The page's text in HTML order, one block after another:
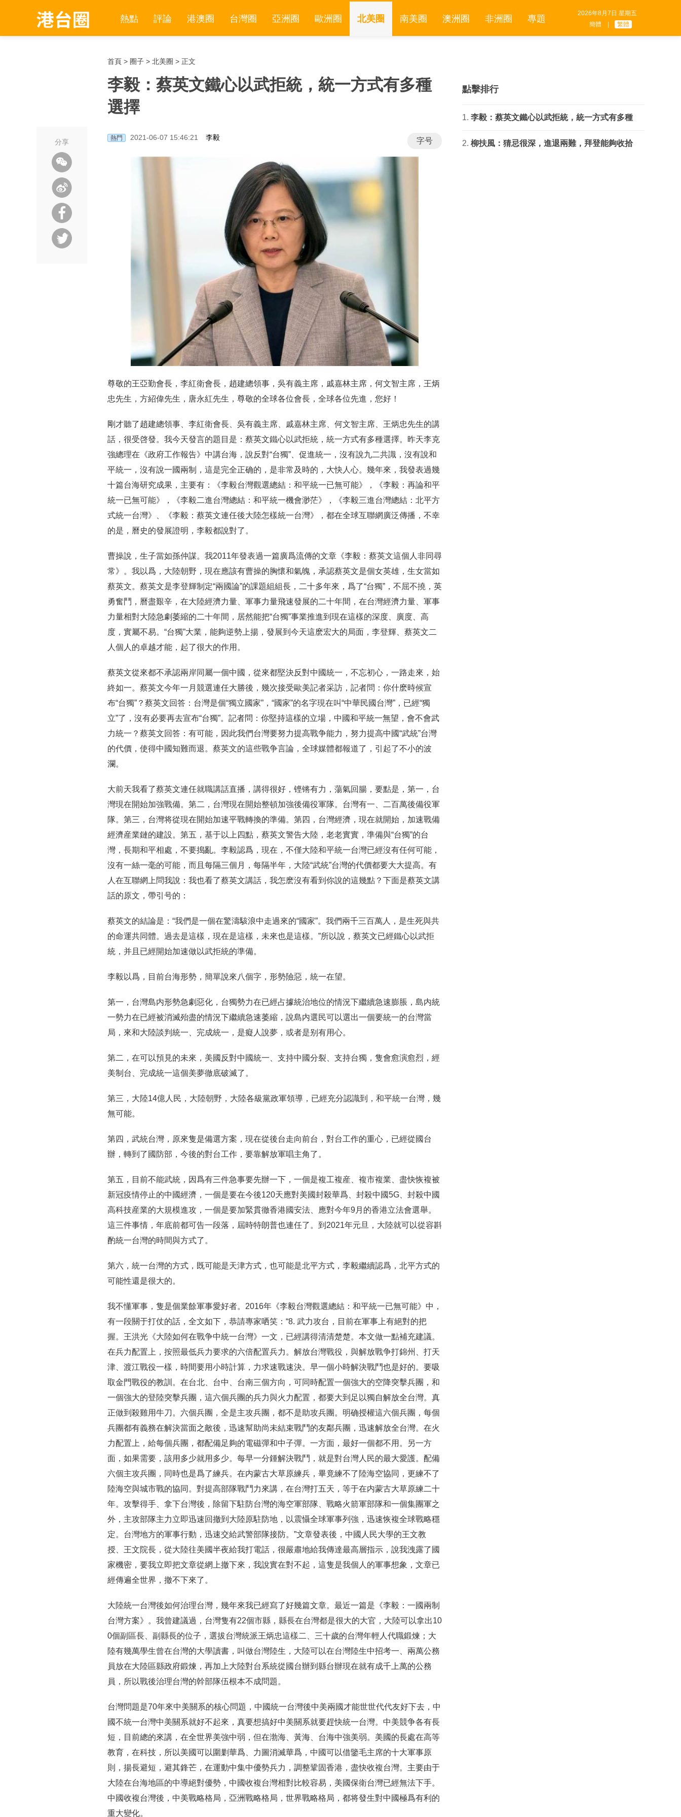
2026年8月7日 星期五
簡體
繁體
熱點 評論 港澳圈 台灣圈 亞洲圈 歐洲圈 北美圈 南美圈 澳洲圈 非洲圈 專題
首頁 > 圈子 > 北美圈 > 正文
李毅：蔡英文鐵心以武拒統，統一方式有多種
選擇
熱門 2021-06-07 15:46:21 李毅 字号
分享
尊敬的王亞勤會長，李紅衛會長，趙建總領事，吳有義主席，戚嘉林主席，何文智主席，王炳
忠先生，方紹偉先生，唐永紅先生，尊敬的全球各位會長，全球各位先進，您好！
剛才聽了趙建總領事、李紅衛會長、吳有義主席、戚嘉林主席、何文智主席、王炳忠先生的講
話，很受啓發。我今天發言的題目是：蔡英文鐵心以武拒統，統一方式有多種選擇。昨天李克
強總理在《政府工作報告》中講台海，說反對“台獨”、促進統一，沒有說九二共識，沒有說和
平統一，沒有說一國兩制，這是完全正确的，是非常及時的，大快人心。幾年來，我發表過幾
十篇台海研究成果，主要有：《李毅台灣觀選總結：和平統一已無可能》，《李毅：再論和平
統一已無可能》，《李毅二進台灣總結：和平統一機會渺茫》，《李毅三進台灣總結：北平方
式統一台灣》、《李毅：蔡英文連任後大陸怎樣統一台灣》，都在全球互聯網廣泛傳播，不幸
的是，曆史的發展證明，李毅都說對了。
曹操說，生子當如孫仲謀。我2011年發表過一篇廣爲流傳的文章《李毅：蔡英文這個人非同尋
常》。我以爲，大陸朝野，現在應該有曹操的胸懷和氣魄，承認蔡英文是個女英雄，生女當如
蔡英文。蔡英文是李登輝制定“兩國論”的課題組組長，二十多年來，爲了“台獨”，不屈不撓，英
勇奮鬥，曆盡艱辛，在大陸經濟力量、軍事力量飛速發展的二十年間，在台灣經濟力量、軍事
力量相對大陸急劇萎縮的二十年間，居然能把“台獨”事業推進到現在這樣的深度、廣度、高
度，實屬不易。“台獨”大業，能夠逆勢上揚，發展到今天這麽宏大的局面，李登輝、蔡英文二
人個人的卓越才能，起了很大的作用。
蔡英文從來都不承認兩岸同屬一個中國，從來都堅決反對中國統一，不忘初心，一路走來，始
終如一。蔡英文今年一月競選連任大勝後，幾次接受歐美記者采訪，記者問：你什麽時候宣
布“台獨”？蔡英文回答：台灣是個“獨立國家”，“國家”的名字現在叫“中華民國台灣”，已經“獨
立”了，沒有必要再去宣布“台獨”。記者問：你堅持這樣的立場，中國和平統一無望，會不會武
力統一？蔡英文回答：有可能，因此我們台灣要努力提高戰争能力，努力提高中國“武統”台灣
的代價，使得中國知難而退。蔡英文的這些戰争言論，全球媒體都報道了，引起了不小的波
瀾。
大前天我看了蔡英文連任就職講話直播，講得很好，铿锵有力，蕩氣回腸，要點是，第一，台
灣現在開始加強戰備。第二，台灣現在開始整頓加強後備役軍隊。台灣有一、二百萬後備役軍
隊。第三，台灣将從現在開始加速平戰轉換的準備。第四，台灣經濟，現在就開始，加速戰備
經濟産業鏈的建設。第五，基于以上四點，蔡英文警告大陸，老老實實，準備與“台獨”的台
灣，長期和平相處，不要搗亂。李毅認爲，現在，不僅大陸和平統一台灣已經沒有任何可能，
沒有一絲一毫的可能，而且每隔三個月，每隔半年，大陸“武統”台灣的代價都要大大提高。有
人在互聯網上問我說：我也看了蔡英文講話，我怎麽沒有看到你說的這幾點？下面是蔡英文講
話的原文，帶引号的：
蔡英文的結論是：“我們是一個在驚濤駭浪中走過來的“國家”。我們兩千三百萬人，是生死與共
的命運共同體。過去是這樣，現在是這樣，未來也是這樣。”所以說，蔡英文已經鐵心以武拒
統，并且已經開始加速做以武拒統的準備。
李毅以爲，目前台海形勢，簡單說來八個字，形勢險惡，統一在望。
第一，台灣島内形勢急劇惡化，台獨勢力在已經占據統治地位的情況下繼續急速膨脹，島内統
一勢力在已經被消滅殆盡的情況下繼續急速萎縮，說島内選民可以選出一個要統一的台灣當
局，來和大陸談判統一、完成統一，是癡人說夢，或者是别有用心。
第二，在可以預見的未來，美國反對中國統一、支持中國分裂、支持台獨，隻會愈演愈烈，經
美制台、完成統一這個美夢徹底破滅了。
第三，大陸14億人民，大陸朝野，大陸各級黨政軍領導，已經充分認識到，和平統一台灣，幾
無可能。
第四，武統台灣，原來隻是備選方案，現在從後台走向前台，對台工作的重心，已經從國台
辦，轉到了國防部，今後的對台工作，要靠解放軍唱主角了。
第五，目前不能武統，因爲有三件急事要先辦一下，一個是複工複産、複市複業、盡快恢複被
新冠疫情停止的中國經濟，一個是要在今後120天應對美國封殺華爲、封殺中國5G、封殺中國
高科技産業的大規模進攻，一個是要加緊貫徹香港國安法、應對今年9月的香港立法會選舉。
這三件事情，年底前都可告一段落，屆時特朗普也連任了。到2021年元旦，大陸就可以從容斟
酌統一台灣的時間與方式了。
第六，統一台灣的方式，既可能是天津方式，也可能是北平方式，李毅繼續認爲，北平方式的
可能性還是很大的。
我不懂軍事，隻是個業餘軍事愛好者。2016年《李毅台灣觀選總結：和平統一已無可能》中，
有一段關于打仗的話，全文如下，恭請專家哂笑：“8. 武力攻台，目前在軍事上有絕對的把
握。王洪光《大陸如何在戰争中統一台灣》一文，已經講得清清楚楚。本文做一點補充建議。
在兵力配置上，按照最低兵力要求的六倍配置兵力。解放台灣戰役，與解放戰争打錦州、打天
津、渡江戰役一樣，時間要用小時計算，力求速戰速決。早一個小時解決戰鬥也是好的。要吸
取金門戰役的教訓。在台北、台中、台南三個方向，可同時配置一個強大的空降突擊兵團，和
一個強大的登陸突擊兵團，這六個兵團的兵力與火力配置，都要大到足以獨自解放全台灣。真
正做到殺雞用牛刀。六個兵團，全是主攻兵團，都不是助攻兵團。明确授權這六個兵團，每個
兵團都有義務在解決當面之敵後，迅速幫助尚未結束戰鬥的友鄰兵團，迅速解放全台灣。在火
力配置上，給每個兵團，都配備足夠的電磁彈和中子彈。一方面，最好一個都不用。另一方
面，如果需要，該用多少就用多少。每早一分鍾解決戰鬥，就是對台灣人民的最大愛護。配備
六個主攻兵團，同時也是爲了練兵。在内蒙古大草原練兵，畢竟練不了陸海空協同，更練不了
陸海空與城市戰的協同。對提高部隊戰鬥力來講，在台灣打五天，等于在内蒙古大草原練二十
年。攻擊得手、拿下台灣後，除留下駐防台灣的海空軍部隊、戰略火箭軍部隊和一個集團軍之
外，主攻部隊主力立即迅速回撤到大陸原駐防地，以震懾全球軍事列強，迅速恢複全球戰略穩
定。台灣地方的軍事行動，迅速交給武警部隊接防。”文章發表後，中國人民大學的王文教
授、王文院長，從大陸往美國半夜給我打電話，很嚴肅地給我傳達最高層指示，說我洩露了國
家機密，要我立即把文章從網上撤下來，我說實在對不起，這隻是我個人的軍事想象，文章已
經傳遍全世界，撤不下來了。
大陸統一台灣後如何治理台灣，幾年來我已經寫了好幾篇文章。最近一篇是《李毅：一國兩制
台灣方案》。我曾建議過，台灣隻有22個市縣，縣長在台灣都是很大的大官，大陸可以拿出10
0個副區長、副縣長的位子，選拔台灣統派王炳忠這樣二、三十歲的台灣年輕人代職鍛煉；大
陸有幾萬學生曾在台灣的大學讀書，叫做台灣陸生，大陸可以在台灣陸生中招考一、兩萬公務
員放在大陸區縣政府鍛煉，再加上大陸對台系統從國台辦到縣台辦現在就有成千上萬的公務
員，所以戰後治理台灣的幹部隊伍根本不成問題。
台灣問題是70年來中美關系的核心問題，中國統一台灣後中美兩國才能世世代代友好下去，中
國不統一台灣中美關系就好不起來，真要想搞好中美關系就要趕快統一台灣。中美競争各有長
短，目前總的來講，在全世界美強中弱，但在渤海、黃海、台海中強美弱。美國的長處在高等
教育，在科技，所以美國可以圍剿華爲、力圖消滅華爲，中國可以借鑒毛主席的十大軍事原
則，揚長避短，避其鋒芒，在運動中集中優勢兵力，調整鞏固香港，盡快收複台灣。主要由于
大陸在台海地區的中導絕對優勢，中國收複台灣相對比較容易，美國保衛台灣已經無法下手。
中國收複台灣後，中美戰略格局，亞洲戰略格局，世界戰略格局，都将發生對中國極爲有利的
重大變化。
點擊排行
李毅：蔡英文鐵心以武拒統，統一方式有多種
柳扶風：猜忌很深，進退兩難，拜登能夠收拾